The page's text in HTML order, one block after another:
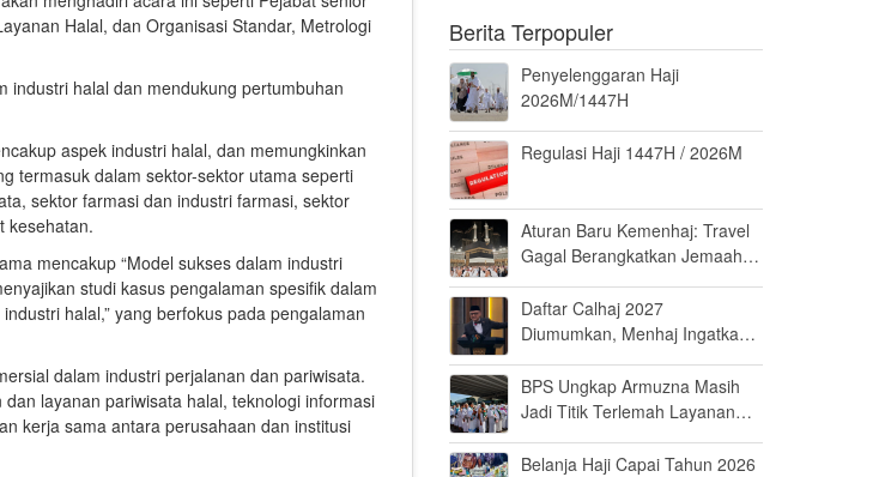
Halal, dan Organisasi Standar, Metrologi
industri halal dan mendukung pertumbuhan
aspek industri halal, dan memungkinkan
termasuk dalam sektor-sektor utama seperti
sektor farmasi dan industri farmasi, sektor
kesehatan.
mencakup “Model sukses dalam industri
studi kasus pengalaman spesifik dalam
halal,” yang berfokus pada pengalaman
dalam industri perjalanan dan pariwisata.
layanan pariwisata halal, teknologi informasi
kerja sama antara perusahaan dan institusi
Berita Terpopuler
Penyelenggaran Haji
2026M/1447H
Regulasi Haji 1447H / 2026M
Aturan Baru Kemenhaj: Travel
Gagal Berangkatkan Jemaah
Daftar Calhaj 2027
Diumumkan, Menhaj Ingatkan
BPS Ungkap Armuzna Masih
Jadi Titik Terlemah Layanan
Belanja Haji Capai Tahun 2026